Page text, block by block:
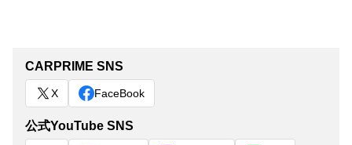
CARPRIME SNS
X FaceBook
公式YouTube SNS